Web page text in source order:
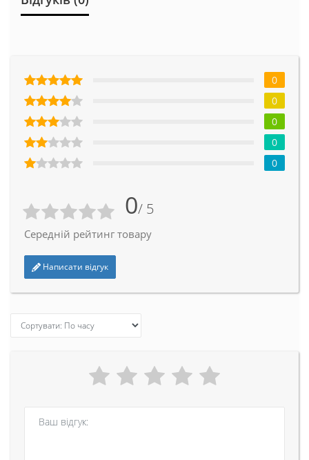
0/ 5
Середній рейтинг товару
Написати відгук
0
0
0
0
0